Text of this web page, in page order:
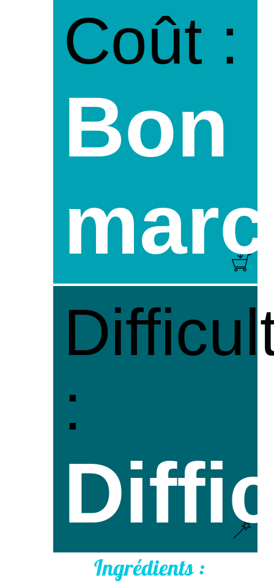
Coût :
Bon
:
Ingrédients :